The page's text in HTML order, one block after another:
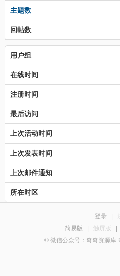
主题数
回帖数
用户组
在线时间
注册时间
最后访问
上次活动时间
上次发表时间
上次邮件通知
所在时区
登录
简易版
触屏版
© 微信公众号：奇奇资源库